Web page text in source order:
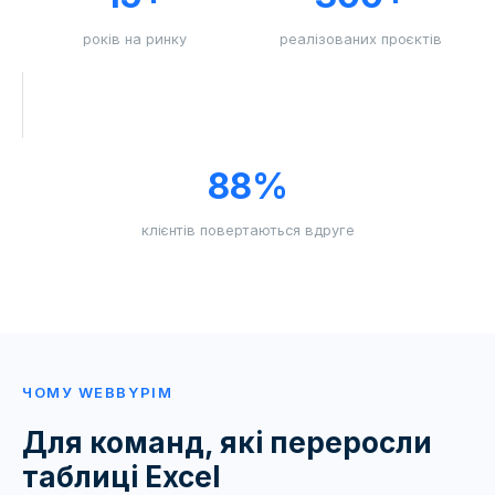
років на ринку реалізованих проєктів
88%
клієнтів повертаються вдруге
ЧОМУ WEBBYPIM
Для команд, які переросли
таблиці Excel